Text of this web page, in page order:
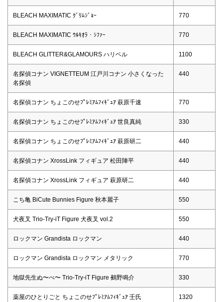
BLEACH MAXIMATIC ｸﾞﾘﾑｼﾞｮｰ 770
BLEACH MAXIMATIC ｳﾙｷｵﾗ・ｼﾌｧｰ 770
BLEACH GLITTER&GLAMOURS ハリベル 1100
名探偵コナン VIGNETTEUM 江戸川コナン 小さくなった
名探偵
440
名探偵コナン ちょこのせﾌﾟﾚﾐｱﾑﾌｨｷﾞｭｱ 萩原千速 770
名探偵コナン ちょこのせﾌﾟﾚﾐｱﾑﾌｨｷﾞｭｱ 世良真純 330
名探偵コナン ちょこのせﾌﾟﾚﾐｱﾑﾌｨｷﾞｭｱ 萩原研二 440
名探偵コナン XrossLink フィギュア 松田陣平 440
名探偵コナン XrossLink フィギュア 萩原研二 440
こち亀 BiCute Bunnies Figure 秋本麗子 550
犬夜叉 Trio-Try-iT Figure 犬夜叉 vol.2 550
ロックマン Grandista ロックマン 440
ロックマン Grandista ロックマン メタリック 770
地獄先生ぬ〜べ〜 Trio-Try-iT Figure 鵺野鳴介 330
薬屋のひとりごと ちょこのせﾌﾟﾚﾐｱﾑﾌｨｷﾞｭｱ 壬氏 1320